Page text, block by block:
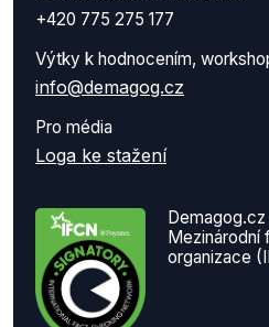
+420 775 275 177
Výtky k hodnocením,
info@demagog.cz
Pro média
Loga ke stažení
organizace